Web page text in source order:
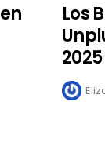
Los
2025